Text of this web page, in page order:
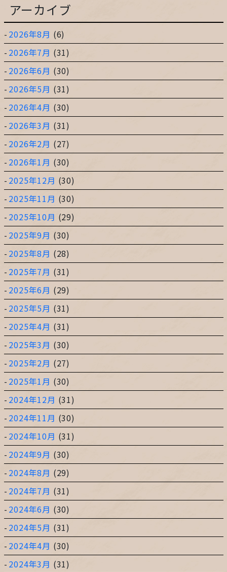
片田舎の小さなカフェ ガーデンアーツ
アーカイブ
2026年8月 (6)
2026年7月 (31)
2026年6月 (30)
2026年5月 (31)
2026年4月 (30)
2026年3月 (31)
2026年2月 (27)
2026年1月 (30)
2025年12月 (30)
2025年11月 (30)
2025年10月 (29)
2025年9月 (30)
2025年8月 (28)
2025年7月 (31)
2025年6月 (29)
2025年5月 (31)
2025年4月 (31)
2025年3月 (30)
2025年2月 (27)
2025年1月 (30)
2024年12月 (31)
2024年11月 (30)
2024年10月 (31)
2024年9月 (30)
2024年8月 (29)
2024年7月 (31)
2024年6月 (30)
2024年5月 (31)
2024年4月 (30)
2024年3月 (31)